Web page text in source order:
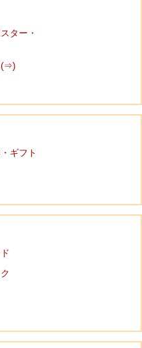
ター・
(⇒)
ギフト